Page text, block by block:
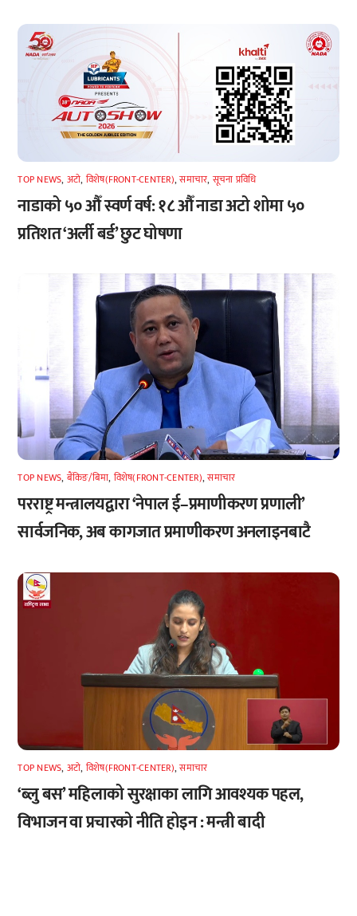
TOP NEWS, अटाे, विशेष(FRONT-CENTER),समाचार, सूचना प्रविधि
नाडाको ५० औँ स्वर्ण वर्ष: १८ औँ नाडा अटो शोमा ५०
प्रतिशत ‘अर्ली बर्ड’ छुट घोषणा
TOP NEWS, बैंकिङ/बिमा, विशेष(FRONT-CENTER),समाचार
परराष्ट्र मन्त्रालयद्वारा ‘नेपाल ई–प्रमाणीकरण प्रणाली’
सार्वजनिक, अब कागजात प्रमाणीकरण अनलाइनबाटै
TOP NEWS, अटाे, विशेष(FRONT-CENTER),समाचार
‘ब्लु बस’ महिलाको सुरक्षाका लागि आवश्यक पहल,
विभाजन वा प्रचारको नीति होइन : मन्त्री बादी